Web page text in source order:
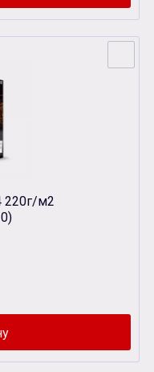
220г/м2